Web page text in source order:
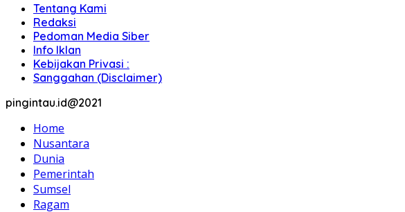
Tentang Kami
Redaksi
Pedoman Media Siber
Info Iklan
Kebijakan Privasi :
Sanggahan (Disclaimer)
pingintau.id@2021
Home
Nusantara
Dunia
Pemerintah
Sumsel
Ragam